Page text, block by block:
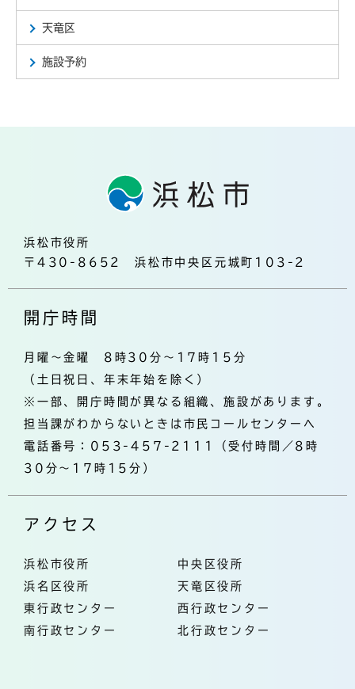
天竜区
施設予約
浜松市役所
〒430-8652 浜松市中央区元城町103-2
開庁時間
月曜～金曜 8時30分～17時15分
（土日祝日、年末年始を除く）
※一部、開庁時間が異なる組織、施設があります。
担当課がわからないときは市民コールセンターへ
電話番号：053-457-2111（受付時間／8時
30分～17時15分）
アクセス
浜松市役所
中央区役所
浜名区役所
天竜区役所
東行政センター
西行政センター
南行政センター
北行政センター